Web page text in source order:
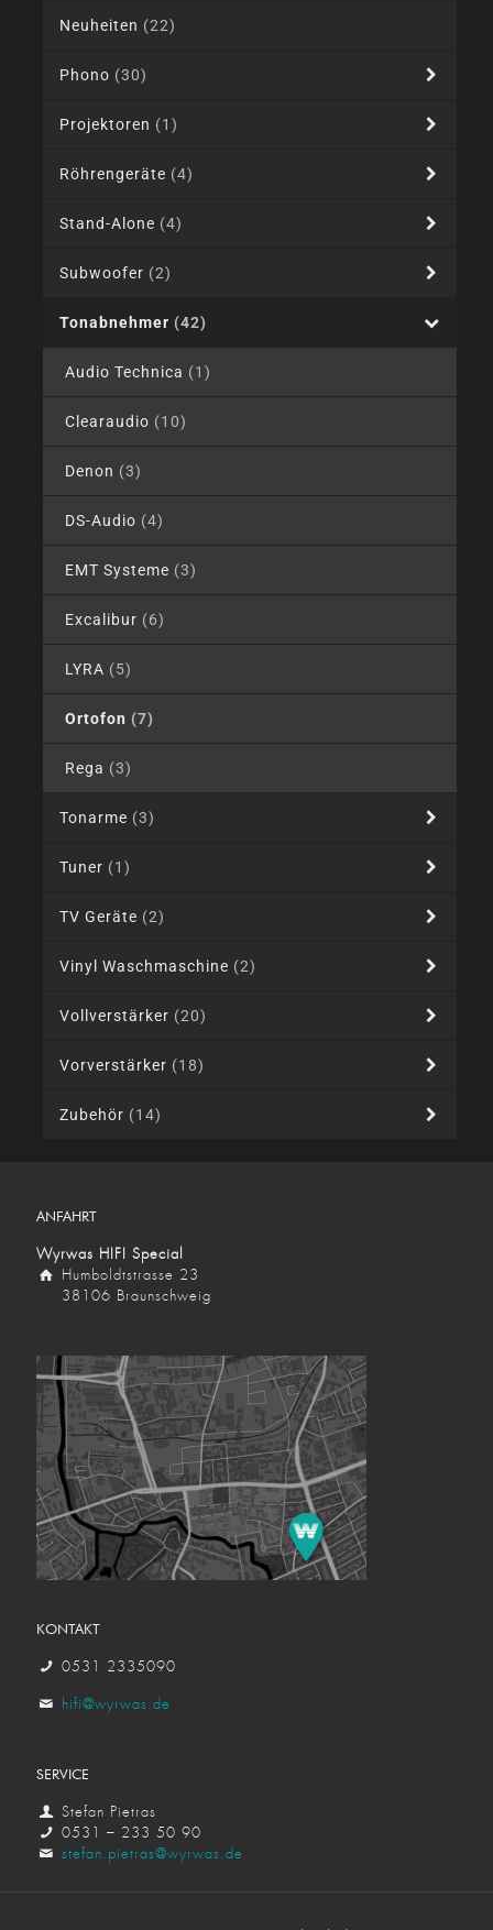
Neuheiten (22)
Phono (30)
Projektoren (1)
Röhrengeräte (4)
Stand-Alone (4)
Subwoofer (2)
Tonabnehmer (42)
Audio Technica (1)
Clearaudio (10)
Denon (3)
DS-Audio (4)
EMT Systeme (3)
Excalibur (6)
LYRA (5)
Ortofon (7)
Rega (3)
Tonarme (3)
Tuner (1)
TV Geräte (2)
Vinyl Waschmaschine (2)
Vollverstärker (20)
Vorverstärker (18)
Zubehör (14)
ANFAHRT
Wyrwas HIFI Special
Humboldtstrasse 23
38106 Braunschweig
KONTAKT
0531 2335090
hifi@wyrwas.de
SERVICE
Stefan Pietras
0531 – 233 50 90
stefan.pietras@wyrwas.de